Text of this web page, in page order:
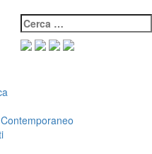
Cerca: